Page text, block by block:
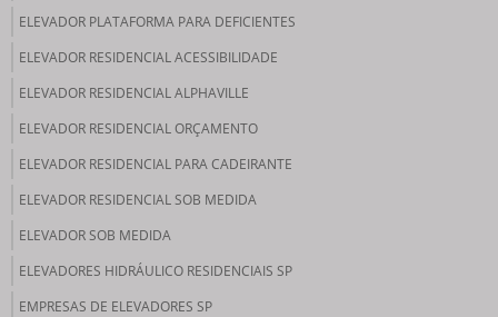
ELEVADOR PLATAFORMA PARA DEFICIENTES
ELEVADOR RESIDENCIAL ACESSIBILIDADE
ELEVADOR RESIDENCIAL ALPHAVILLE
ELEVADOR RESIDENCIAL ORÇAMENTO
ELEVADOR RESIDENCIAL PARA CADEIRANTE
ELEVADOR RESIDENCIAL SOB MEDIDA
ELEVADOR SOB MEDIDA
ELEVADORES HIDRÁULICO RESIDENCIAIS SP
EMPRESAS DE ELEVADORES SP